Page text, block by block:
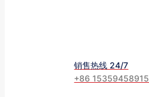
销售热线 24/7
+86 15359458915